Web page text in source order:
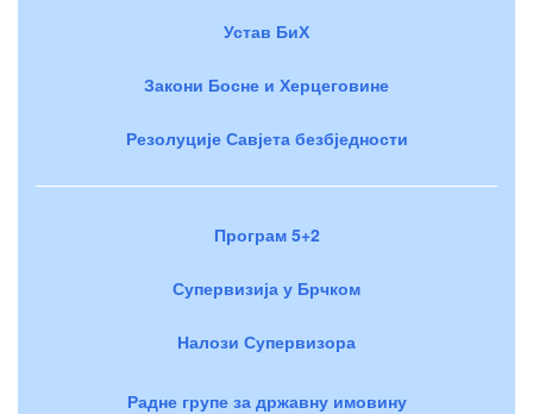
Устав БиХ
Закони Босне и Херцеговине
Резолуције Савјета безбједности
Програм 5+2
Супервизија у Брчком
Налози Супервизора
Радне групе за државну имовину